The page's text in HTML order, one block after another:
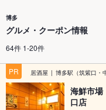
博多
グルメ・クーポン情報
64件 1-20件
PR 居酒屋 博多駅（筑紫口・
海鮮市
口店